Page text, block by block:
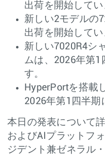
出荷を開始してい
新しい2モデルの
出荷を開始してい
新しい7020R4シ
ムは、2026年第1
す。
HyperPortを搭載
2026年第1四半期
本日の発表について
およびAIプラットフ
ジデント兼ゼネラル